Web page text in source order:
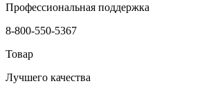
Профессиональная поддержка
8-800-550-5367
Товар
Лучшего качества